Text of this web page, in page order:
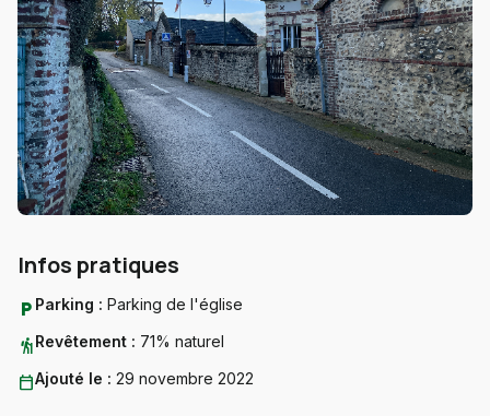
Infos pratiques
local_parking Parking : Parking de l'église
hikingRevêtement : 71% naturel
calendar_todayAjouté le : 29 novembre 2022